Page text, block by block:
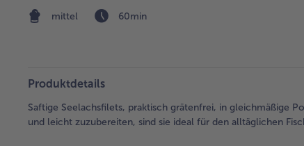
mittel 60min
Produktdetails
Saftige Seelachsfilets, praktisch grätenfrei, in gleichmäßige
und leicht zuzubereiten, sind sie ideal für den alltäglichen